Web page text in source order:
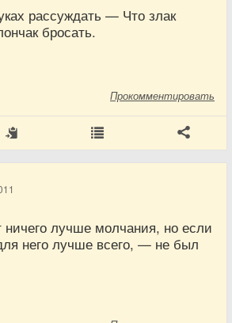
рассуждать — Что злак
бросать.
Прокомментировать
лучше молчания, но если
него лучше всего, — не был